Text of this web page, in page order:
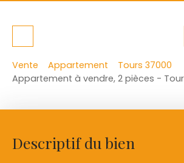
Vente Appartement
Tours 37000
Appartement à vendre, 2 pièces -
Descriptif du bien